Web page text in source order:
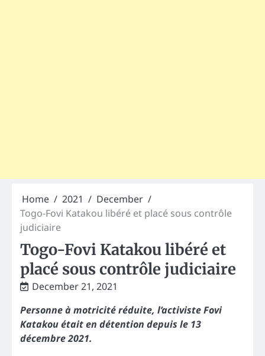
Home 2021
December
Togo-Fovi Katakou libéré et placé sous contrôle
judiciaire
Togo-Fovi Katakou libéré et
placé sous contrôle judiciaire
December 21, 2021
Personne à motricité réduite, l’activiste Fovi
Katakou était en détention depuis le 13
décembre 2021.